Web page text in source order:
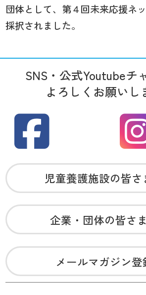
団体として、第４回未来応援ネ
採択されました。
SNS・公式Youtubeチ
よろしくお願いし
児童養護施設の皆さ
企業・団体の皆さ
メールマガジン登